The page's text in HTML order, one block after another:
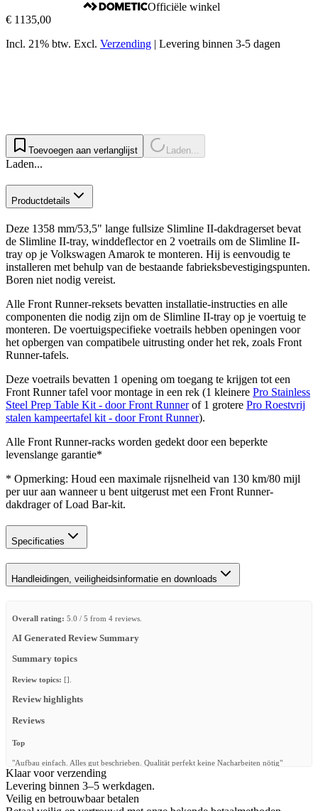
Officiële winkel
€ 1135,00
Incl. 21% btw. Excl. Verzending | Levering binnen 3-5 dagen
Toevoegen aan verlanglijst Laden...
Laden...
Productdetails
Deze 1358 mm/53,5" lange fullsize Slimline II-dakdragerset bevat
de Slimline II-tray, winddeflector en 2 voetrails om de Slimline II-
tray op je Volkswagen Amarok te monteren. Hij is eenvoudig te
installeren met behulp van de bestaande fabrieksbevestigingspunten.
Boren niet nodig vereist.
Alle Front Runner-reksets bevatten installatie-instructies en alle
componenten die nodig zijn om de Slimline II-tray op je voertuig te
monteren. De voertuigspecifieke voetrails hebben openingen voor
het opbergen van compatibele uitrusting onder het rek, zoals Front
Runner-tafels.
Deze voetrails bevatten 1 opening om toegang te krijgen tot een
Front Runner tafel voor montage in een rek (1 kleinere Pro Stainless
Steel Prep Table Kit - door Front Runnerof 1 grotere Pro Roestvrij
stalen kampeertafel kit - door Front Runner).
Alle Front Runner-racks worden gedekt door een beperkte
levenslange garantie*
* Opmerking: Houd een maximale rijsnelheid van 130 km/80 mijl
per uur aan wanneer u bent uitgerust met een Front Runner-
dakdrager of Load Bar-kit.
Specificaties
Handleidingen, veiligheidsinformatie en downloads
Overall rating: 5.0 / 5 from 4 reviews.
AI Generated Review Summary
Summary topics
Review topics: [].
Review highlights
Reviews
Top
"Aufbau einfach. Alles gut beschrieben. Qualität perfekt keine Nacharbeiten nötig"
Jens K. (5/5
Absolutes Upgrade
Klaar voor verzending
Levering binnen 3–5 werkdagen.
Veilig en betrouwbaar betalen